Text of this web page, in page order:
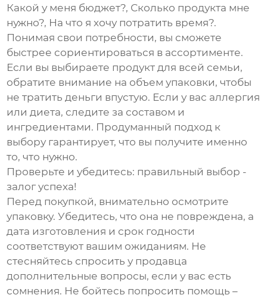
Какой у меня бюджет?, Сколько продукта мне
нужно?, На что я хочу потратить время?.
Понимая свои потребности, вы сможете
быстрее сориентироваться в ассортименте.
Если вы выбираете продукт для всей семьи,
обратите внимание на объем упаковки, чтобы
не тратить деньги впустую. Если у вас аллергия
или диета, следите за составом и
ингредиентами. Продуманный подход к
выбору гарантирует, что вы получите именно
то, что нужно.
Проверьте и убедитесь: правильный выбор -
залог успеха!
Перед покупкой, внимательно осмотрите
упаковку. Убедитесь, что она не повреждена, а
дата изготовления и срок годности
соответствуют вашим ожиданиям. Не
стесняйтесь спросить у продавца
дополнительные вопросы, если у вас есть
сомнения. Не бойтесь попросить помощь –